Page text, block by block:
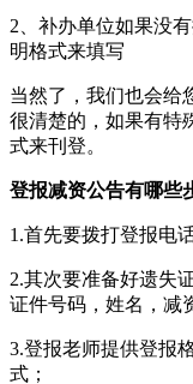
2、补办单位如果没
明格式来填写
当然了，我们也会给
很清楚的，如果有特
式来刊登。
登报减资公告有哪些
1.首先要拨打登报电
2.其次要准备好遗失
证件号码，姓名，减
3.登报老师提供登报
式；